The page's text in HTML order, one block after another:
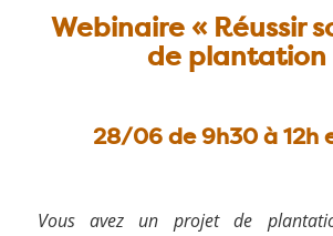
Webinaire « Réussir
de plantation
28/06 de 9h30 à 12h
Vous avez un projet de